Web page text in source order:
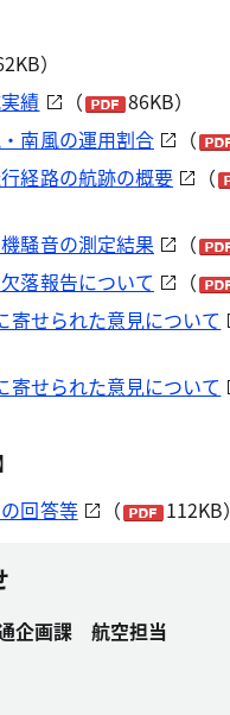
）
績
（
86KB）
・南風の運用割合
（
行経路の航跡の概要
（
機騒音の測定結果
（
欠落報告について
（
寄せられた意見について
寄せられた意見について
回答等
（ 112KB）
企画課 航空担当